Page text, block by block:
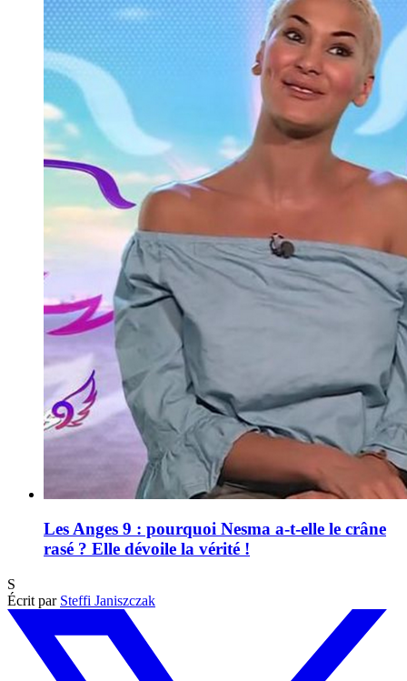
Les Anges 9 : pourquoi Nesma a-t-elle le crâne
rasé ? Elle dévoile la vérité !
S
Écrit par Steffi Janiszczak